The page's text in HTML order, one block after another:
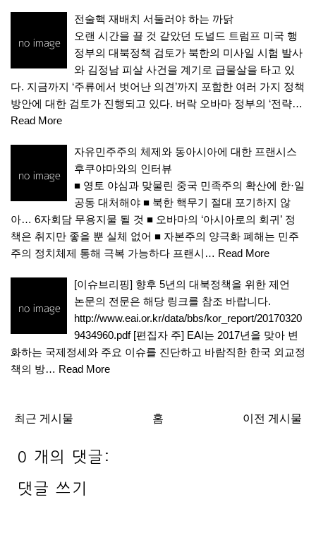
전술핵 재배치 서둘러야 하는 까닭
오랜 시간을 끌 것 같았던 도널드 트럼프 미국 행
정부의 대북정책 검토가 북한의 미사일 시험 발사
와 김정남 피살 사건을 계기로 급물살을 타고 있
다. 지금까지 ‘주류에서 벗어난 의견’까지 포함한 여러 가지 정책
방안에 대한 검토가 진행되고 있다. 버락 오바마 정부의 ‘전략…
Read More
자유민주주의 체제와 동아시아에 대한 프랜시스
후쿠야마와의 인터뷰
■ 영토 야심과 맞물린 중국 민족주의 확산에 한·일
공동 대처해야 ■ 북한 핵무기 절대 포기하지 않
아… 6자회담 무용지물 될 것 ■ 오바마의 ‘아시아로의 회귀’ 정
책은 취지만 좋을 뿐 실체 없어 ■ 자본주의 양극화 폐해는 민주
주의 정치체제 통해 극복 가능하다 프랜시… Read More
[이슈브리핑] 향후 5년의 대북정책을 위한 제언
논문의 전문은 해당 링크를 참조 바랍니다.
http://www.eai.or.kr/data/bbs/kor_report/20170320
9434960.pdf [편집자 주] EAI는 2017년을 맞아 변
화하는 국제정세와 주요 이슈를 진단하고 바람직한 한국 외교정
책의 방… Read More
최근 게시물 이전 게시물
홈
0 개의 댓글:
댓글 쓰기